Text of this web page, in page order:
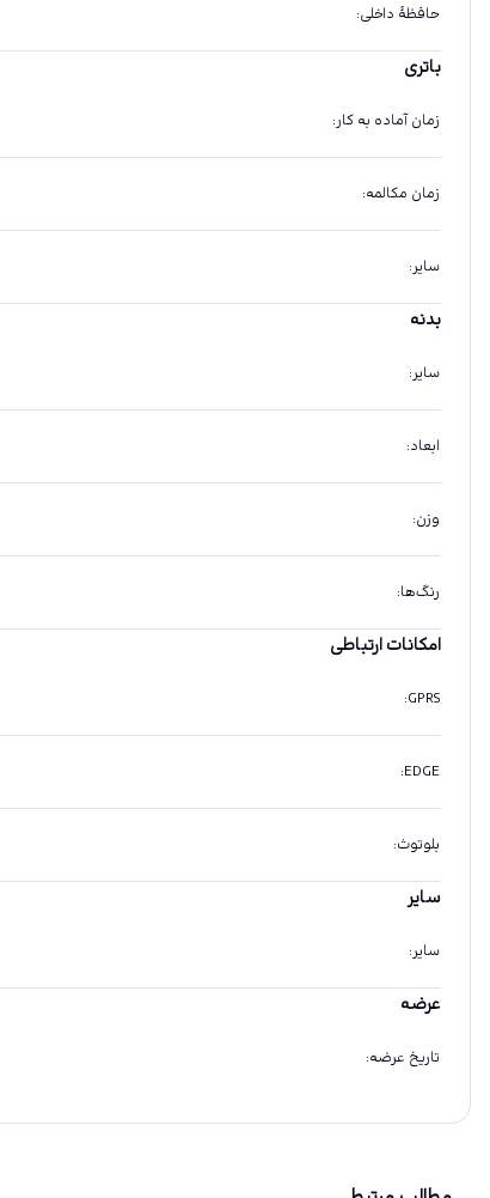
حافظهٔ داخلی:
باتری
زمان آماده به کار:
زمان مکالمه:
سایر:
بدنه
سایر:
ابعاد:
وزن:
رنگ‌ها:
امکانات ارتباطی
GPRS
:
EDGE
:
بلوتوث:
سایر
سایر:
عرضه
تاریخ عرضه: